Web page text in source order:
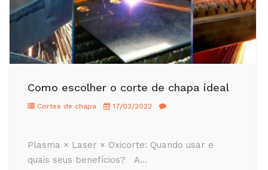
Como escolher o corte de chapa ideal
Cortes de chapa 17/03/2022
Plasma × Laser × Oxicorte: Quando usar e
quais seus benefícios? A...